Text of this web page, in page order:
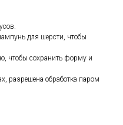
для шерсти, чтобы
чтобы сохранить форму и
разрешена обработка паром